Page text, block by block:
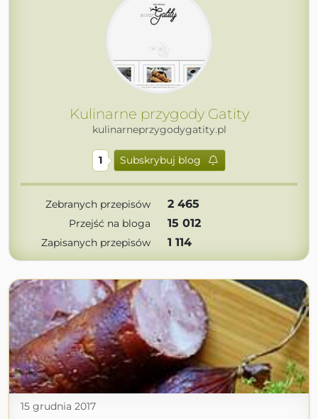
Kulinarne przygody Gatity
kulinarneprzygodygatity.pl
1 Subskrybuj blog
Zebranych przepisów 2 465
Przejść na bloga 15 012
Zapisanych przepisów 1 114
15 grudnia 2017